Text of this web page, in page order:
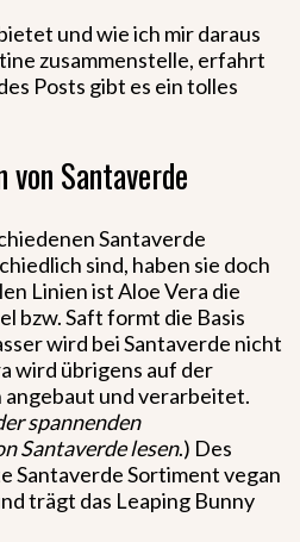
und wie ich mir daraus
zusammenstelle, erfahrt
Posts gibt es ein tolles
Santaverde
Santaverde
sind, haben sie doch
Linien ist Aloe Vera die
bzw. Saft formt die Basis
wird bei Santaverde nicht
wird übrigens auf der
angebaut und verarbeitet.
spannenden
Santaverde lesen.) Des
Santaverde Sortiment vegan
trägt das Leaping Bunny